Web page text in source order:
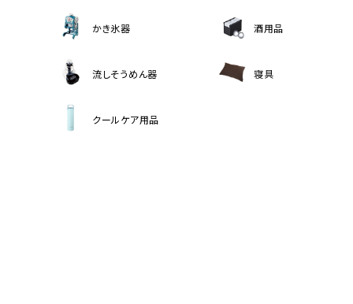
かき氷器 酒用品
流しそうめん器 寝具
クールケア用品